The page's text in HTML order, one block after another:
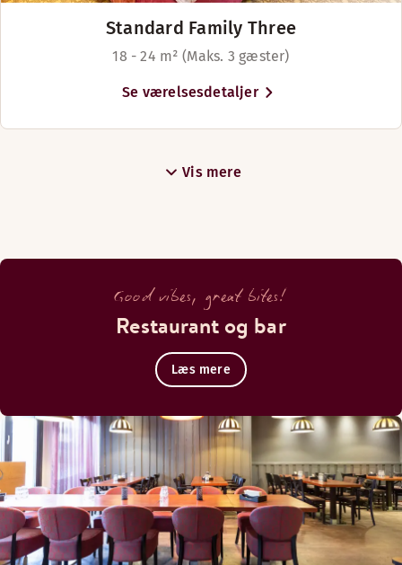
Standard Family Three
18 - 24 m² (Maks. 3 gæster)
Se værelsesdetaljer
Vis mere
Good vibes, great bites!
Restaurant og bar
Læs mere